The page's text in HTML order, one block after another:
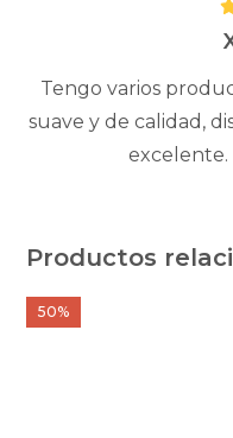
5
Tengo varios
suave y de calidad,
excelente.
Productos
50%
Este